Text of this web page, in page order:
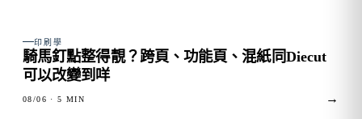
FIG. 01
印刷學
騎馬釘點整得靚？跨頁、功能頁、混紙同Diecut
可以改變到咩
08/06 · 5 MIN →